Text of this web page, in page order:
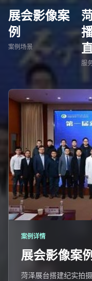
展会影像案
例
案例场景
服
案例详情
展会影像案
菏泽展台搭建纪实拍